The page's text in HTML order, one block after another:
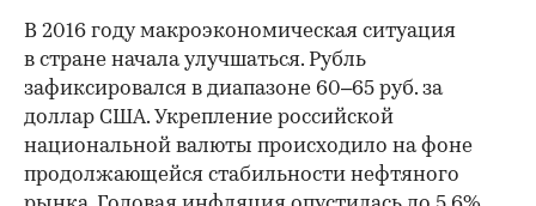
В 2016 году макроэкономическая ситуация
в стране начала улучшаться. Рубль
зафиксировался в диапазоне 60–65 руб. за
доллар США. Укрепление российской
национальной валюты происходило на фоне
продолжающейся стабильности нефтяного